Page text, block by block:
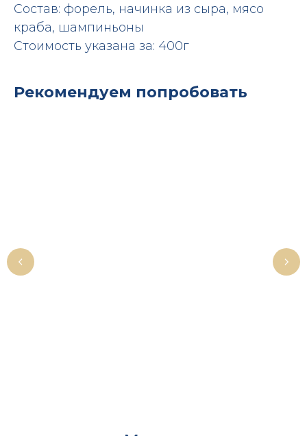
Состав: форель, начинка из сыра, мясо
краба, шампиньоны
Стоимость указана за: 400г
Рекомендуем попробовать